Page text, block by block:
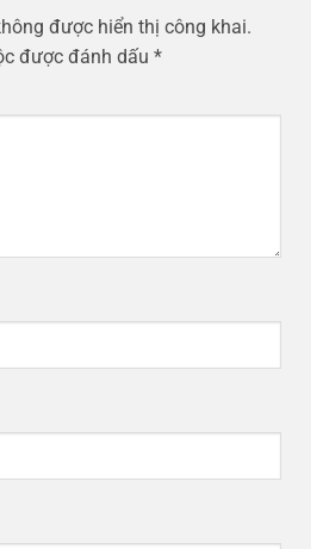
được hiển thị công khai.
được đánh dấu *